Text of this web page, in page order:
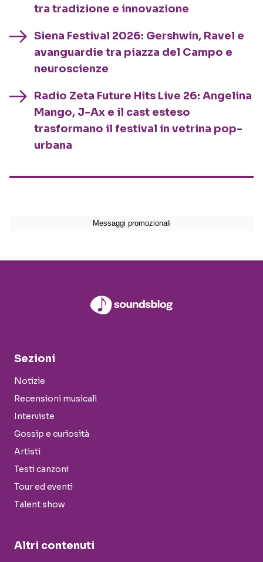
tra tradizione e innovazione
Siena Festival 2026: Gershwin, Ravel e
avanguardie tra piazza del Campo e
neuroscienze
Radio Zeta Future Hits Live 26: Angelina
Mango, J-Ax e il cast esteso
trasformano il festival in vetrina pop-
urbana
Sezioni
Notizie
Recensioni musicali
Interviste
Gossip e curiosità
Artisti
Testi canzoni
Tour ed eventi
Talent show
Altri contenuti